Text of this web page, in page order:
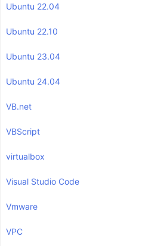
Ubuntu 22.04
Ubuntu 22.10
Ubuntu 23.04
Ubuntu 24.04
VB.net
VBScript
virtualbox
Visual Studio Code
Vmware
VPC